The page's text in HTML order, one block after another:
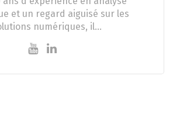
et un regard aiguisé sur les
numériques, il…